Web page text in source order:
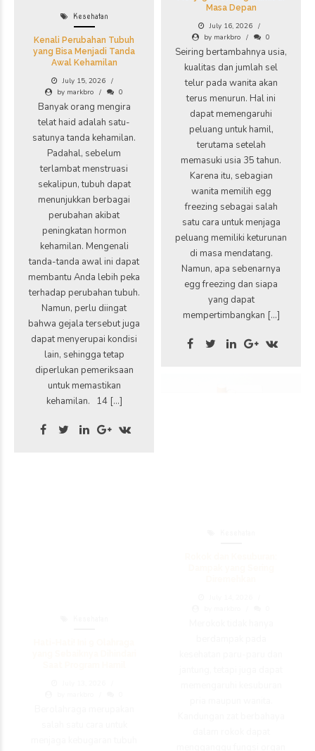
Masa Depan
July 16, 2026
by markbro
0
Seiring bertambahnya usia,
kualitas dan jumlah sel
telur pada wanita akan
terus menurun. Hal ini
dapat memengaruhi
peluang untuk hamil,
terutama setelah
memasuki usia 35 tahun.
Karena itu, sebagian
wanita memilih egg
freezing sebagai salah
satu cara untuk menjaga
peluang memiliki keturunan
di masa mendatang.
Namun, apa sebenarnya
egg freezing dan siapa
yang dapat
mempertimbangkan […]
Kesehatan
Kenali Perubahan Tubuh
yang Bisa Menjadi Tanda
Awal Kehamilan
July 15, 2026
by markbro
0
Banyak orang mengira
telat haid adalah satu-
satunya tanda kehamilan.
Padahal, sebelum
terlambat menstruasi
sekalipun, tubuh dapat
menunjukkan berbagai
perubahan akibat
peningkatan hormon
kehamilan. Mengenali
tanda-tanda awal ini dapat
membantu Anda lebih peka
terhadap perubahan tubuh.
Namun, perlu diingat
bahwa gejala tersebut juga
dapat menyerupai kondisi
lain, sehingga tetap
diperlukan pemeriksaan
untuk memastikan
kehamilan. 14 […]